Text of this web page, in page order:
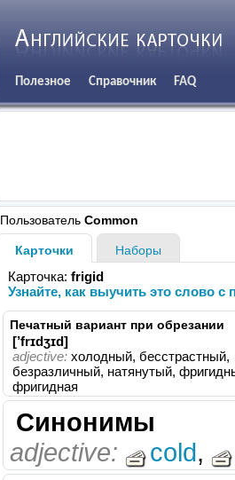
Полезное Справочник FAQ
Пользователь Common
Карточки Наборы
Карточка: frigid
Узнайте, как выучить это слово
Печатный вариант при обрезании
[’frɪdʒɪd]
adjective: холодный, бесстрастный,
безразличный, натянутый,
фригидная
Синонимы
adjective:
cold,